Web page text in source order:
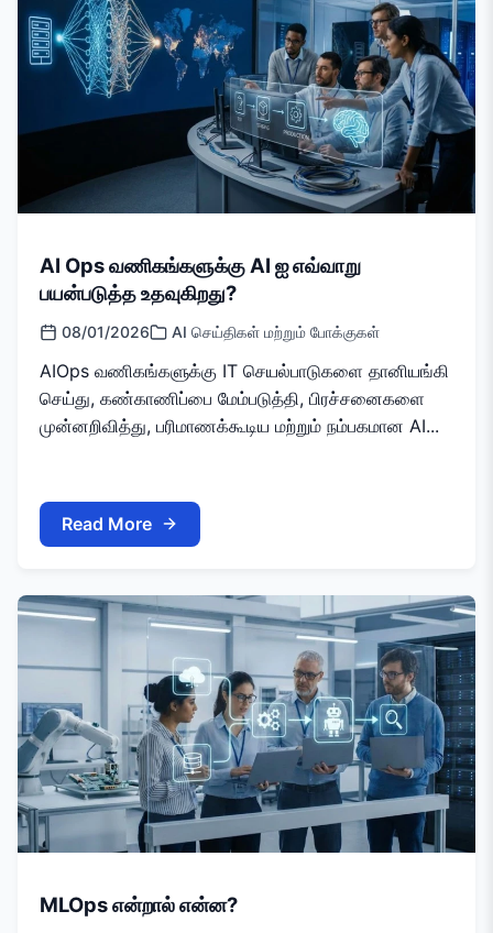
AI Ops வணிகங்களுக்கு AI ஐ எவ்வாறு
பயன்படுத்த உதவுகிறது?
08/01/2026 AI செய்திகள் மற்றும் போக்குகள்
AIOps வணிகங்களுக்கு IT செயல்பாடுகளை தானியங்கி
செய்து, கண்காணிப்பை மேம்படுத்தி, பிரச்சனைகளை
முன்னறிவித்து, பரிமாணக்கூடிய மற்றும் நம்பகமான AI...
Read More
MLOps என்றால் என்ன?